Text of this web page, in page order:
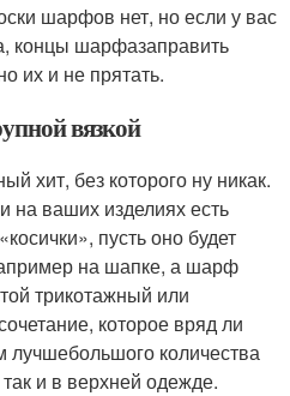
шарфов нет, но если у вас
концы шарфазаправить
их и не прятать.
вязкой
хит, без которого ну никак.
на ваших изделиях есть
пусть оно будет
на шапке, а шарф
трикотажный или
которое вряд ли
количества
так и в верхней одежде.